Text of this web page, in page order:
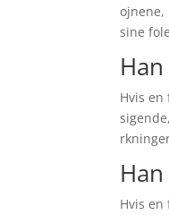
ojnene,
sine
Hvis
Hvis